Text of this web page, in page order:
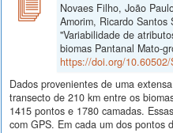
Novaes Filho, João
Amorim, Ricardo
"Variabilidade de
biomas Pantanal Mato-
https://doi.org/10.60502/
Dados provenientes de uma
transecto de 210 km entre os
1415 pontos e 1780 camadas.
com GPS. Em cada um dos pontos